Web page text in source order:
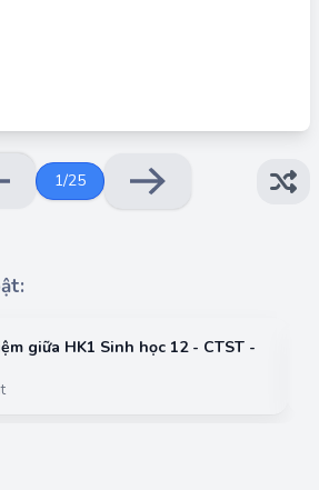
1/25
giữa HK1 Sinh học 12 - CTST -